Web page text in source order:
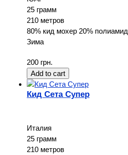
25 грамм
210 метров
80% кид мохер 20% полиамид
Зима
200 грн.
Кид Сета Супер
Италия
25 грамм
210 метров